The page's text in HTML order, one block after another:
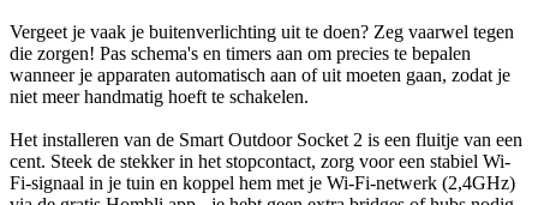
Vergeet je vaak je buitenverlichting uit te doen? Zeg vaarwel tegen
die zorgen! Pas schema's en timers aan om precies te bepalen
wanneer je apparaten automatisch aan of uit moeten gaan, zodat je
niet meer handmatig hoeft te schakelen.
Het installeren van de Smart Outdoor Socket 2 is een fluitje van een
cent. Steek de stekker in het stopcontact, zorg voor een stabiel Wi-
Fi-signaal in je tuin en koppel hem met je Wi-Fi-netwerk (2,4GHz)